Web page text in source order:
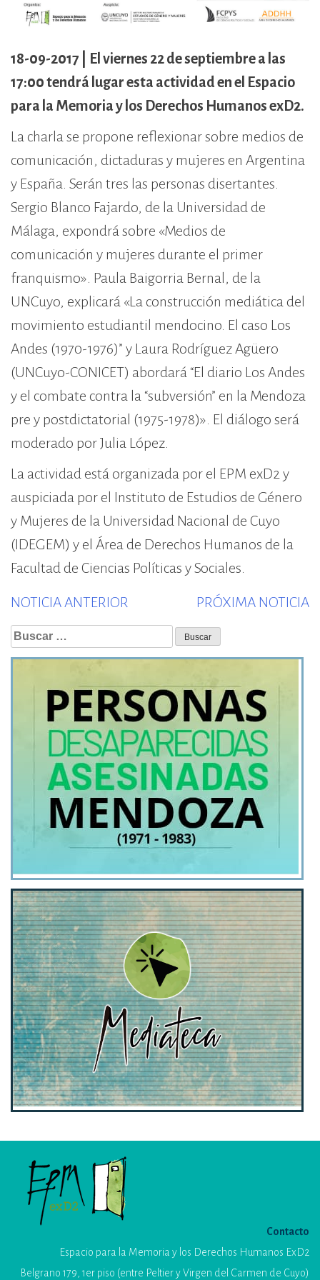
cívico-militar. El lugar fue sede del
Centro Clandestino de Detención,
importante del Gran Mendoza.
18-09-2017 |
El viernes 22 de septiembre a las
17:00 tendrá lugar esta actividad en el Espacio
para la Memoria y los Derechos Humanos exD2.
La charla se propone reflexionar sobre medios de
comunicación, dictaduras y mujeres en Argentina
y España. Serán tres las personas disertantes.
Sergio Blanco Fajardo, de la Universidad de
Málaga, expondrá sobre «Medios de
comunicación y mujeres durante el primer
franquismo». Paula Baigorria Bernal, de la
UNCuyo, explicará «La construcción mediática del
movimiento estudiantil mendocino. El caso Los
Andes (1970-1976)” y Laura Rodríguez Agüero
(UNCuyo-CONICET) abordará “El diario Los Andes
y el combate contra la “subversión” en la Mendoza
pre y postdictatorial (1975-1978)». El diálogo será
moderado por Julia López.
La actividad está organizada por el EPM exD2 y
auspiciada por el Instituto de Estudios de Género
y Mujeres de la Universidad Nacional de Cuyo
(IDEGEM) y el Área de Derechos Humanos de la
Facultad de Ciencias Políticas y Sociales.
NOTICIA ANTERIOR
post:
PRÓXIMA NOTICIA
Buscar:
Contacto
Espacio para la Memoria y los Derechos Humanos ExD2
Belgrano 179, 1er piso (entre Peltier y Virgen del Carmen de Cuyo)